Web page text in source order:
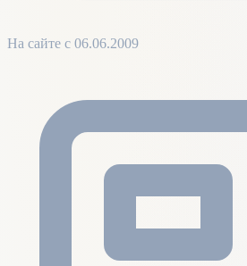
На сайте с 06.06.2009